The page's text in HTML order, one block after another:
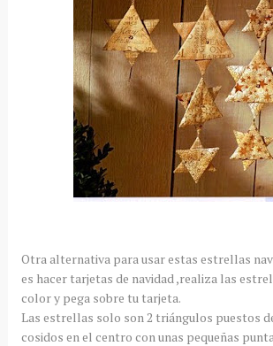
Otra alternativa para usar estas estrellas
es hacer tarjetas de navidad ,realiza las
color y pega sobre tu tarjeta.
Las estrellas solo son 2 triángulos puestos
cosidos en el centro con unas pequeñas